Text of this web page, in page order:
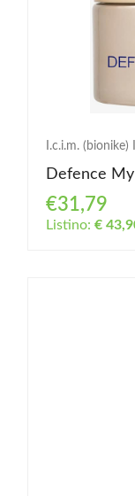
I.c.i.m.
Defence My
€31,79
Listino: €